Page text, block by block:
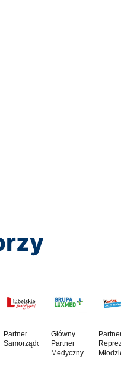
Partner
Samorządowy
Główny
Partner
Medyczny